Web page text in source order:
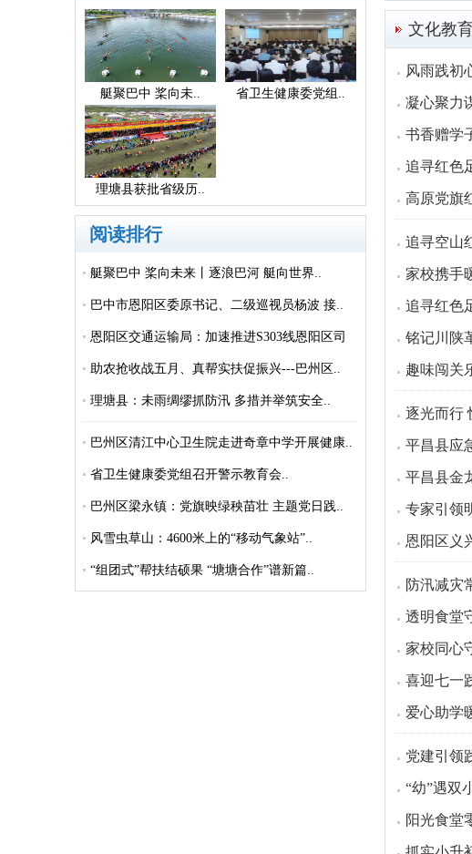
艇聚巴中 桨向未.. 省卫生健康委党组..
理塘县获批省级历..
阅读排行
艇聚巴中 桨向未来丨逐浪巴河 艇向世界..
巴中市恩阳区委原书记、二级巡视员杨波 接..
恩阳区交通运输局：加速推进S303线恩阳区司
城..
助农抢收战五月、真帮实扶促振兴---巴州区..
理塘县：未雨绸缪抓防汛 多措并举筑安全..
巴州区清江中心卫生院走进奇章中学开展健康..
省卫生健康委党组召开警示教育会..
巴州区梁永镇：党旗映绿秧苗壮 主题党日践..
风雪虫草山：4600米上的“移动气象站”..
“组团式”帮扶结硕果 “塘塘合作”谱新篇..
文化教育
风雨践初
凝心聚力
书香赠学
追寻红色
高原党旗
追寻空山
家校携手
追寻红色
铭记川陕
趣味闯关
逐光而行
平昌县应
平昌县金
专家引领
恩阳区义
防汛减灾
透明食堂
家校同心
喜迎七一
爱心助学
党建引领
“幼”遇双
阳光食堂